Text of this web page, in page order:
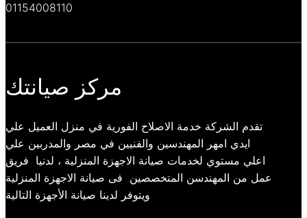
01154008110
مركز صيانتك
تقدم الشركة خدمة الاصلاح الفورية في منزل العميل علي
ايدي امهر المهندسين والفنيين في مصر والمدربين علي
اعلي مستوي لخدمات صيانة الاجهزة المنزلية ، لدنيا فريق
عمل من المهندسن المتخصصين فى صيانة الاجهزة المنزلية
ويتوفر لدينا صيانة الأجهزة التالية